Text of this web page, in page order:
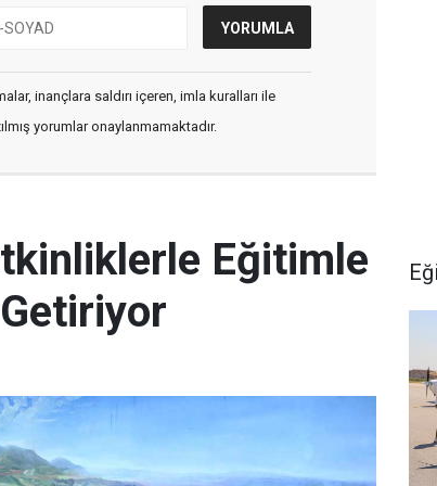
inançlara saldırı içeren, imla kuralları ile
yorumlar onaylanmamaktadır.
Eğitimle